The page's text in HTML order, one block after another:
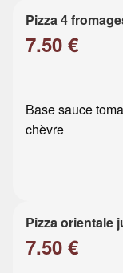
Pizza 4
7.50 €
Base sauce
chèvre
Pizza orientale
7.50 €